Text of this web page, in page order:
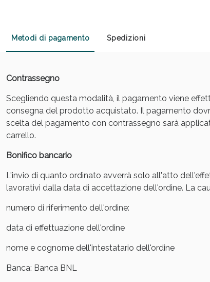
Metodi di pagamento Spedizioni
Contrassegno
Scegliendo questa modalità, il pagamento viene
consegna del prodotto acquistato. Il pagamento
scelta del pagamento con contrassegno sarà
carrello.
Bonifico bancario
L'invio di quanto ordinato avverrà solo all'atto
lavorativi dalla data di accettazione dell'ordine. La
numero di riferimento dell'ordine:
data di effettuazione dell'ordine
nome e cognome dell'intestatario dell'ordine
Banca: Banca BNL
Anticellulite e